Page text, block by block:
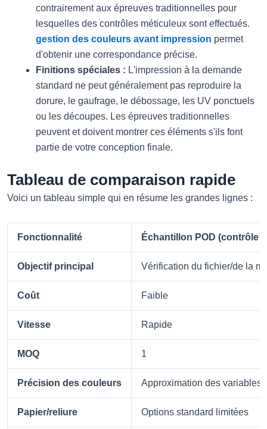
contrairement aux épreuves traditionnelles pour
lesquelles des contrôles méticuleux sont effectués.
gestion des couleurs avant impression permet
d'obtenir une correspondance précise.
Finitions spéciales : L'impression à la demande
standard ne peut généralement pas reproduire la
dorure, le gaufrage, le débossage, les UV ponctuels
ou les découpes. Les épreuves traditionnelles
peuvent et doivent montrer ces éléments s'ils font
partie de votre conception finale.
Tableau de comparaison rapide
Voici un tableau simple qui en résume les grandes lignes :
Fonctionnalité Échantillon POD (contrôle
Objectif principal Vérification du fichier/de la
Coût Faible
Vitesse Rapide
MOQ 1
Précision des couleurs Approximation des variables
Papier/reliure Options standard limitées